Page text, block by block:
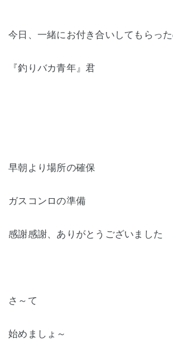
今日、一緒にお付き合いしてもらっ
『釣りバカ青年』君
早朝より場所の確保
ガスコンロの準備
感謝感謝、ありがとうございました
さ～て
始めましょ～